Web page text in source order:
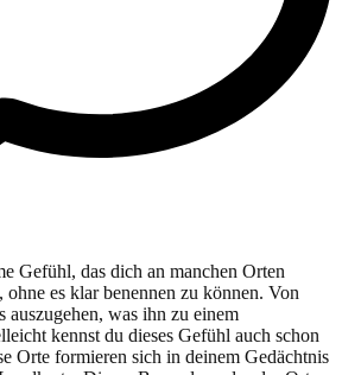
Gefühl, das dich an manchen Orten
es klar benennen zu können. Von
auszugehen, was ihn zu einem
kennst du dieses Gefühl auch schon
Orte formieren sich in deinem Gedächtnis